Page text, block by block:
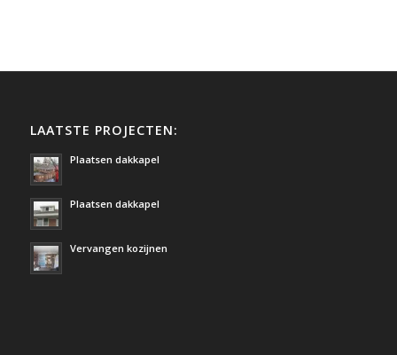
LAATSTE PROJECTEN:
Plaatsen dakkapel
Plaatsen dakkapel
Vervangen kozijnen